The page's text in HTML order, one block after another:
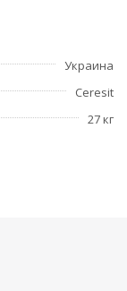
Украина
Ceresit
27 кг